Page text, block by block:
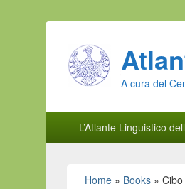
A cura del
principaleL’Atlante Linguistico
Home » Books »